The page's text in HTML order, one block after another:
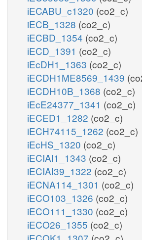
iECABU_c1320 (co2_c)
iECB_1328 (co2_c)
iECBD_1354 (co2_c)
iECD_1391 (co2_c)
iEcDH1_1363 (co2_c)
iECDH1ME8569_1439
iECDH10B_1368 (co2_c)
iEcE24377_1341 (co2_c)
iECED1_1282 (co2_c)
iECH74115_1262 (co2_c)
iEcHS_1320 (co2_c)
iECIAI1_1343 (co2_c)
iECIAI39_1322 (co2_c)
iECNA114_1301 (co2_c)
iECO103_1326 (co2_c)
iECO111_1330 (co2_c)
iECO26_1355 (co2_c)